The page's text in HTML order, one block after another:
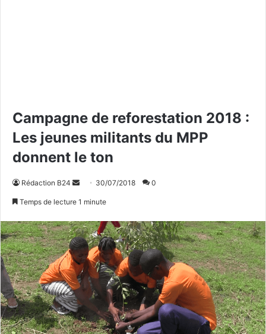
Campagne de reforestation 2018 :
Les jeunes militants du MPP
donnent le ton
Rédaction B24
o
y
e
r
u
o
30/07/2018 0
Temps de lecture 1 minute